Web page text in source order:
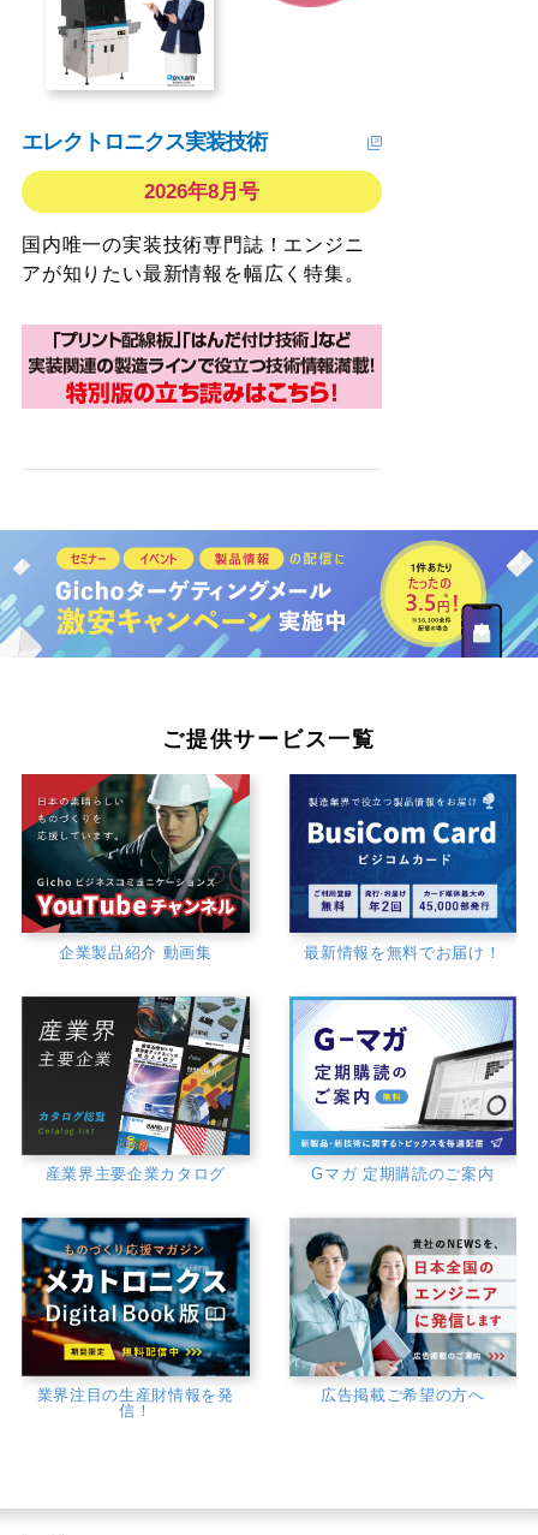
エレクトロニクス実装技術
2026年8月号
国内唯一の実装技術専門誌！エンジニ
アが知りたい最新情報を幅広く特集。
ご提供サービス一覧
企業製品紹介 動画集 最新情報を無料でお届け！
産業界主要企業カタログ Gマガ 定期購読のご案内
業界注目の生産財情報を発
信！
広告掲載ご希望の方へ